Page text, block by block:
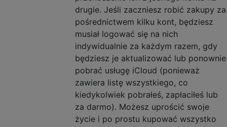
drugie. Jeśli zaczniesz robić zakupy za
pośrednictwem kilku kont, będziesz
musiał logować się na nich
indywidualnie za każdym razem, gdy
będziesz je aktualizować lub ponownie
pobrać usługę iCloud (ponieważ
zawiera listę wszystkiego, co
kiedykolwiek pobrałeś, zapłaciłeś lub
za darmo). Możesz uprościć swoje
życie i po prostu kupować wszystko